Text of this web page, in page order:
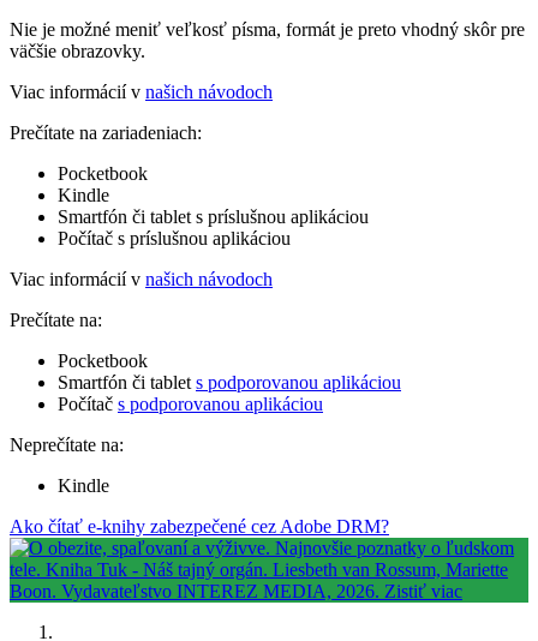
Nie je možné meniť veľkosť písma, formát je preto vhodný skôr pre
väčšie obrazovky.
Viac informácií v našich návodoch
Prečítate na zariadeniach:
Pocketbook
Kindle
Smartfón či tablet s príslušnou aplikáciou
Počítač s príslušnou aplikáciou
Viac informácií v našich návodoch
Prečítate na:
Pocketbook
Smartfón či tablet s podporovanou aplikáciou
Počítač s podporovanou aplikáciou
Neprečítate na:
Kindle
Ako čítať e-knihy zabezpečené cez Adobe DRM?